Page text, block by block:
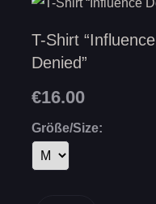
T-Shirt “Influence
Denied”
€16.00
Größe/Size: